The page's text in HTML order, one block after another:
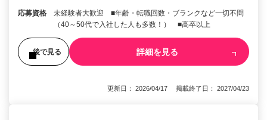
応募資格
未経験者大歓迎 ■年齢・転職回数・ブランクなど一切不問
（40～50代で入社した人も多数！） ■高卒以上
後で見る 詳細を見る
更新日： 2026/04/17 掲載終了日： 2027/04/23